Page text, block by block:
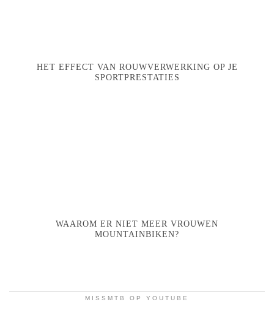
HET EFFECT VAN ROUWVERWERKING OP JE
SPORTPRESTATIES
WAAROM ER NIET MEER VROUWEN
MOUNTAINBIKEN?
MISSMTB OP YOUTUBE